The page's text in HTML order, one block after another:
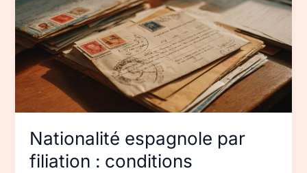
Nationalité espagnole par
filiation : conditions
filiation :
conditions